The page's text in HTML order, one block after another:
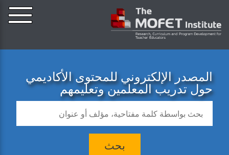
المصدر الإلكتروني للمحتوى الأكاديمي
حول تدريب المعلمين وتعليمهم
بحث